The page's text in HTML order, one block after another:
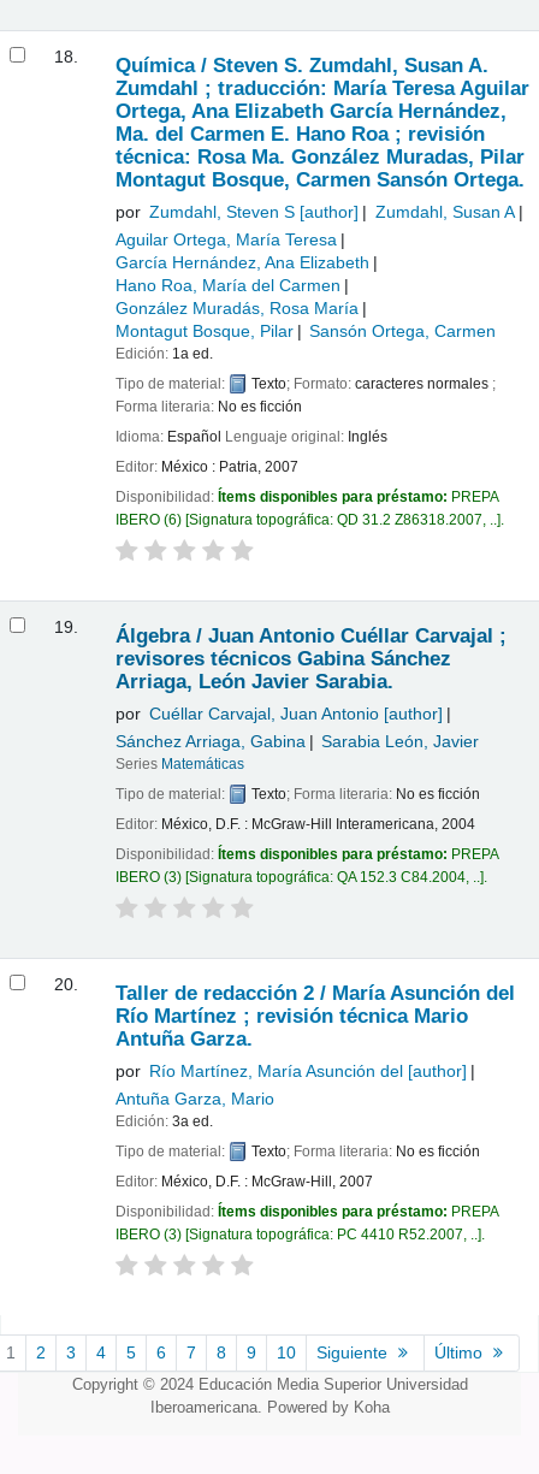
18. Química / Steven S. Zumdahl, Susan A.
Zumdahl ; traducción: María Teresa Aguilar
Ortega, Ana Elizabeth García Hernández,
Ma. del Carmen E. Hano Roa ; revisión
técnica: Rosa Ma. González Muradas, Pilar
Montagut Bosque, Carmen Sansón Ortega.
por Zumdahl, Steven S[author]
Zumdahl, Susan A
Aguilar Ortega, María Teresa
García Hernández, Ana Elizabeth
Hano Roa, María del Carmen
González Muradás, Rosa María
Montagut Bosque, Pilar
Sansón Ortega, Carmen
Edición: 1a ed.
Tipo de material:
Texto; Formato: caracteres normales ;
Forma literaria: No es ficción
Idioma: Español Lenguaje original: Inglés
Editor: México : Patria, 2007
Disponibilidad: Ítems disponibles para préstamo: PREPA
IBERO(6) Signatura topográfica: QD 31.2 Z86318.2007, .. .
19. Álgebra / Juan Antonio Cuéllar Carvajal ;
revisores técnicos Gabina Sánchez
Arriaga, León Javier Sarabia.
por Cuéllar Carvajal, Juan Antonio[author]
Sánchez Arriaga, Gabina
Sarabia León, Javier
Series Matemáticas
Tipo de material:
Texto; Forma literaria: No es ficción
Editor: México, D.F. : McGraw-Hill Interamericana, 2004
Disponibilidad: Ítems disponibles para préstamo: PREPA
IBERO(3) Signatura topográfica: QA 152.3 C84.2004, .. .
20. Taller de redacción 2 / María Asunción del
Río Martínez ; revisión técnica Mario
Antuña Garza.
por Río Martínez, María Asunción del[author]
Antuña Garza, Mario
Edición: 3a ed.
Tipo de material:
Texto; Forma literaria: No es ficción
Editor: México, D.F. : McGraw-Hill, 2007
Disponibilidad: Ítems disponibles para préstamo: PREPA
IBERO(3) Signatura topográfica: PC 4410 R52.2007, .. .
1 2 3 4 5 6 7 8 9 10 Siguiente Último
Copyright © 2024 Educación Media Superior Universidad
Iberoamericana. Powered by Koha